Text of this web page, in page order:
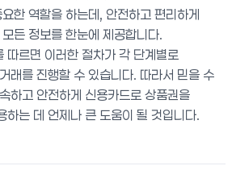
한 역할을 하는데, 안전하고 편리하게
든 정보를 한눈에 제공합니다.
따르면 이러한 절차가 각 단계별로
래를 진행할 수 있습니다. 따라서 믿을 수
하고 안전하게 신용카드로 상품권을
하는 데 언제나 큰 도움이 될 것입니다.